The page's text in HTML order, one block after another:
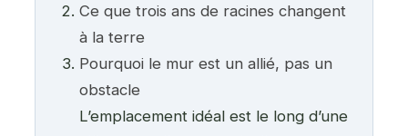
Ce que trois ans de racines changent
à la terre
Pourquoi le mur est un allié, pas un
obstacle
L’emplacement idéal est le long d’une